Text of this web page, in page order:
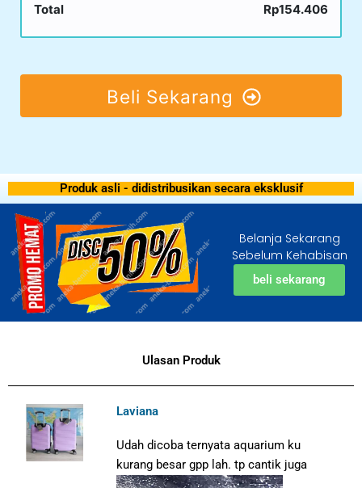
Total Rp154.406
Beli Sekarang
Produk asli - didistribusikan secara eksklusif
Belanja Sekarang
Sebelum Kehabisan
beli sekarang
Ulasan Produk
Laviana
Udah dicoba ternyata aquarium ku
kurang besar gpp lah. tp cantik juga